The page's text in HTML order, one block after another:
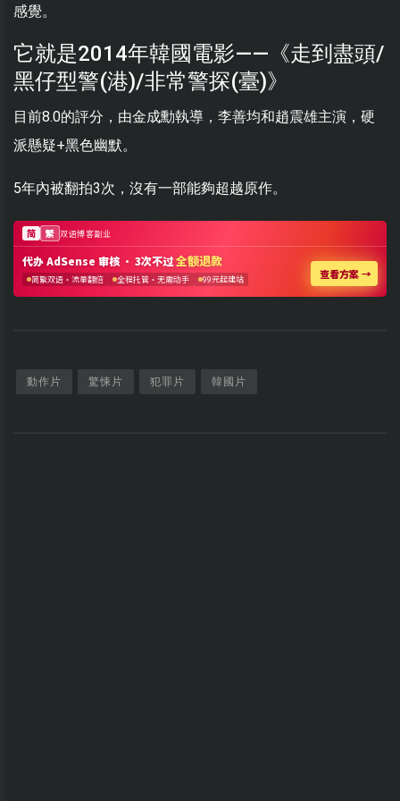
感覺。
它就是2014年韓國電影——《走到盡頭/
黑仔型警(港)/非常警探(臺)》
目前8.0的評分，由金成勳執導，李善均和趙震雄主演，硬
派懸疑+黑色幽默。
5年內被翻拍3次，沒有一部能夠超越原作。
動作片 驚悚片 犯罪片 韓國片